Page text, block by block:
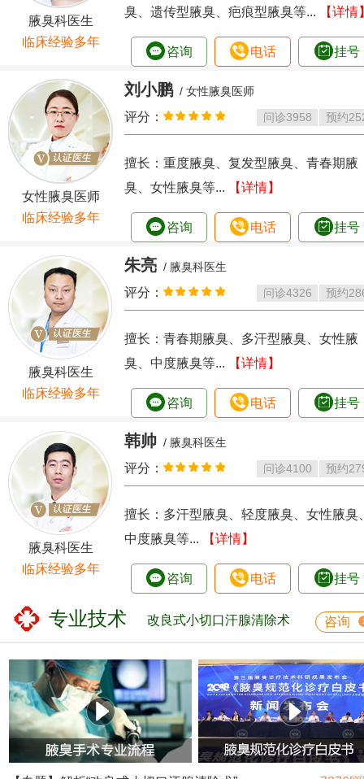
腋臭科医生
临床经验多年
臭、遗传型腋臭、疤痕型腋臭等... 【详情
咨询 电话 挂号
女性腋臭医师
临床经验多年
刘小鹏 / 女性腋臭医师
评分： 问诊3958 预约
擅长：重度腋臭、复发型腋臭、青春期腋
臭、女性腋臭等...
【详情】
咨询 电话 挂号
腋臭科医生
临床经验多年
朱亮 / 腋臭科医生
评分： 问诊4326 预约
擅长：青春期腋臭、多汗型腋臭、女性腋
臭、中度腋臭等...
【详情】
咨询 电话 挂号
腋臭科医生
临床经验多年
韩帅 / 腋臭科医生
评分： 问诊4100 预约
擅长：多汗型腋臭、轻度腋臭、女性腋臭
中度腋臭等...
【详情】
咨询 电话 挂号
专业技术 改良式小切口汗腺清除术 咨询